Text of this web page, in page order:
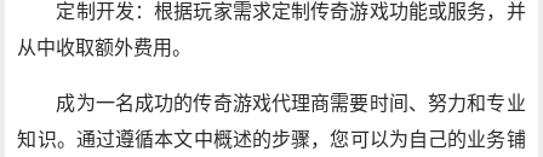
定制开发：根据玩家需求定制传奇游戏功能或服务，并
从中收取额外费用。
成为一名成功的传奇游戏代理商需要时间、努力和专业
知识。通过遵循本文中概述的步骤，您可以为自己的业务铺